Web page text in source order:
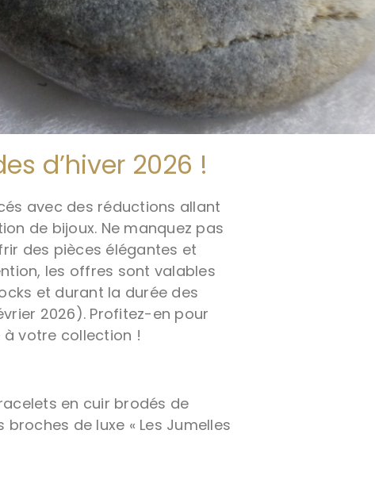
d’hiver 2026 !
avec des réductions allant
de bijoux. Ne manquez pas
des pièces élégantes et
les offres sont valables
et durant la durée des
2026). Profitez-en pour
votre collection !
en cuir brodés de
de luxe « Les Jumelles